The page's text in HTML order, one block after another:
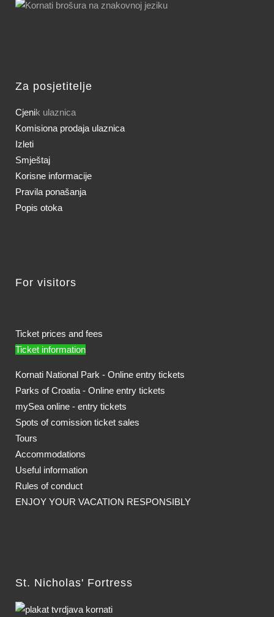
Za posjetitelje
Cjenik ulaznica
Komisiona prodaja ulaznica
Izleti
Smještaj
Korisne informacije
Pravila ponašanja
Popis otoka
For visitors
Ticket prices and fees
Ticket information
Kornati National Park - Online entry tickets
Parks of Croatia - Online entry tickets
mySea online - entry tickets
Spots of comission ticket sales
Tours
Accommodations
Useful information
Rules of conduct
ENJOY YOUR VACATION RESPONSIBLY
St. Nicholas' Fortress